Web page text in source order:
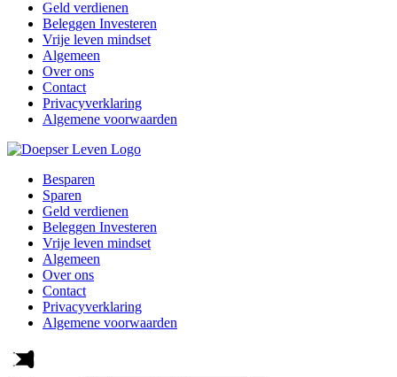
Geld verdienen
Beleggen Investeren
Vrije leven mindset
Algemeen
Over ons
Contact
Privacyverklaring
Algemene voorwaarden
Besparen
Sparen
Geld verdienen
Beleggen Investeren
Vrije leven mindset
Algemeen
Over ons
Contact
Privacyverklaring
Algemene voorwaarden